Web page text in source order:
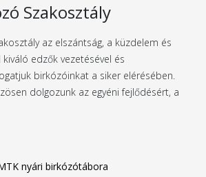
Szakosztály
az elszántság, a küzdelem és
edzők vezetésével és
birkózóinkat a siker elérésében.
dolgozunk az egyéni fejlődésért, a
nyári birkózótábora